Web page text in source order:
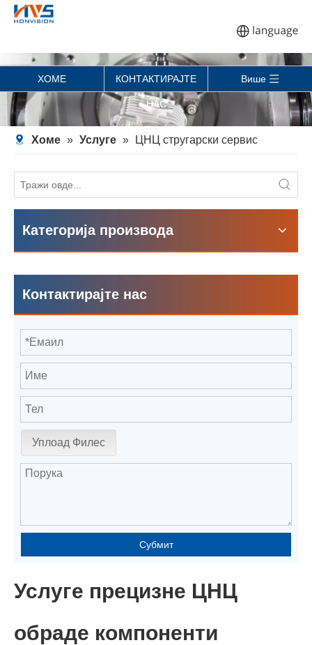
ХОМЕ КОНТАКТИРАЈТЕ
НАС
Више
Хоме » Услуге » ЦНЦ стругарски сервис
Категорија производа
Контактирајте нас
Уплоад Филес
Субмит
Услуге прецизне ЦНЦ
обраде компоненти